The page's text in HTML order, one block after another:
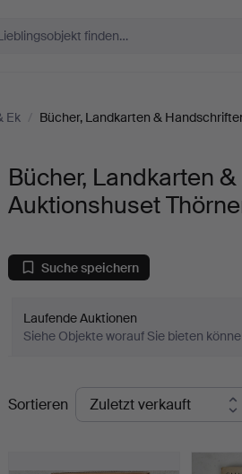
Ek / Bücher, Landkarten &
Bücher, Landkarten
Auktionshuset
Suche speichern
Laufende Auktionen
Siehe Objekte worauf Sie bieten
Endpreise
Sortieren